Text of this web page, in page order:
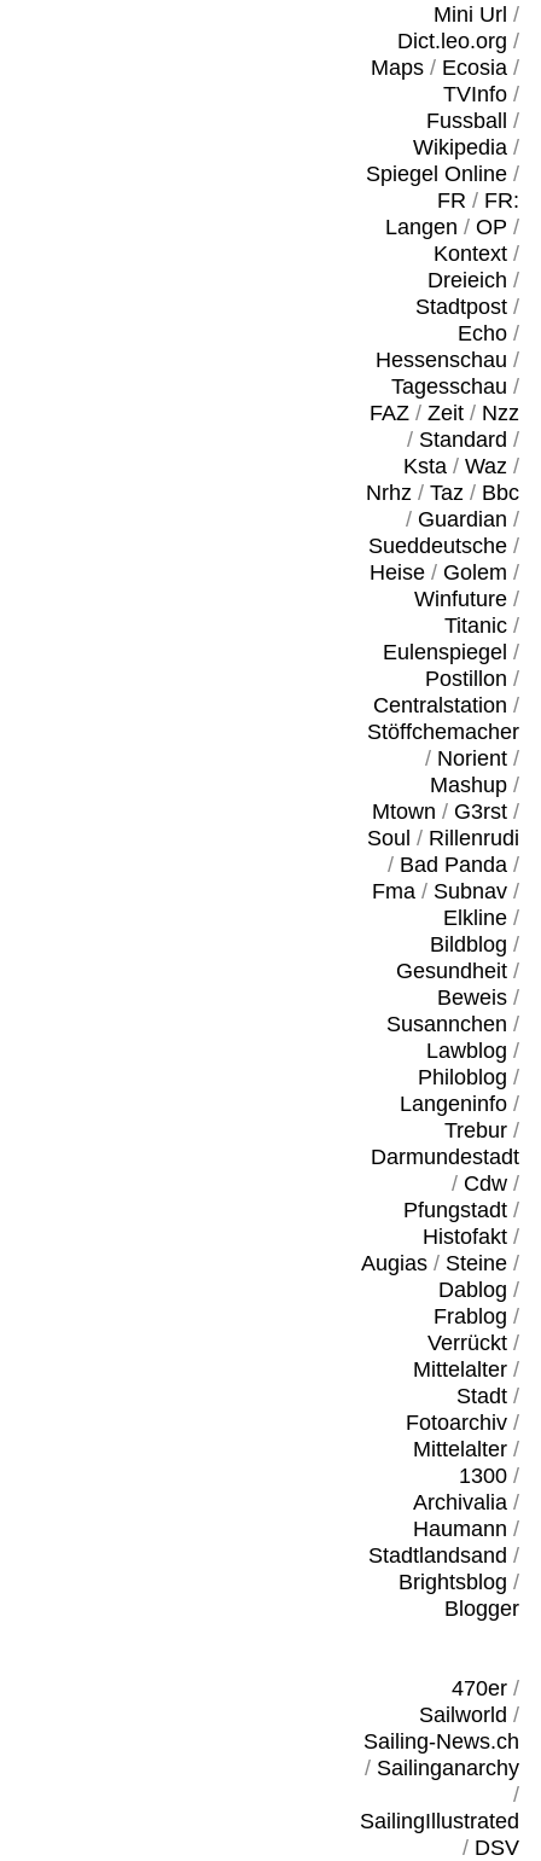
Mini Url /
Dict.leo.org /
Maps/ Ecosia/
TVInfo/
Fussball
/
Wikipedia/
Spiegel Online/
FR / FR:
Langen / OP /
Kontext/
Dreieich /
Stadtpost/
Echo/
Hessenschau /
Tagesschau /
FAZ/ Zeit/ Nzz
/ Standard /
Ksta/ Waz/
Nrhz/ Taz/ Bbc
/ Guardian /
Sueddeutsche/
Heise/ Golem /
Winfuture/
Titanic/
Eulenspiegel /
Postillon /
Centralstation /
Stöffchemacher
/ Norient/
Mashup/
Mtown / G3rst/
Soul / Rillenrudi
/ Bad Panda/
Fma/ Subnav/
Elkline/
Bildblog /
Gesundheit/
Beweis/
Susannchen /
Lawblog /
Philoblog /
Langeninfo/
Trebur/
Darmundestadt
/ Cdw/
Pfungstadt/
Histofakt/
Augias/ Steine/
Dablog /
Frablog /
Verrückt/
Mittelalter/
Stadt/
Fotoarchiv/
Mittelalter/
1300/
Archivalia/
Haumann /
Stadtlandsand /
Brightsblog /
Blogger
470er/
Sailworld /
Sailing-News.ch
/ Sailinganarchy
/
SailingIllustrated
/ DSV